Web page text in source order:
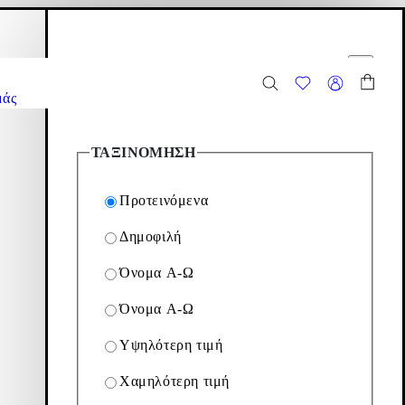
τακούνι. Δείτε τα
ΤΑΞΙΝΌΜΗΣΗ
Προτεινόμενα
Δημοφιλή
Όνομα Α-Ω
Όνομα Α-Ω
Υψηλότερη τιμή
Χαμηλότερη τιμή
Προϊόντα